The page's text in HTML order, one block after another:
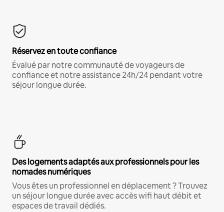
Réservez en toute confiance
Évalué par notre communauté de voyageurs de
confiance et notre assistance 24h/24 pendant votre
séjour longue durée.
Des logements adaptés aux professionnels pour les
nomades numériques
Vous êtes un professionnel en déplacement ? Trouvez
un séjour longue durée avec accès wifi haut débit et
espaces de travail dédiés.